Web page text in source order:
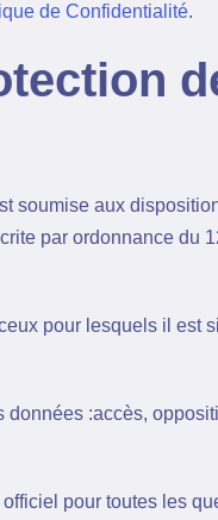
de Confidentialité.
soumise aux
par ordonnance du
pour lesquels il est
données :accès,
pour toutes les